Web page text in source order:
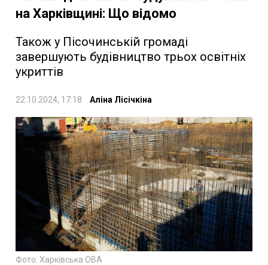
на Харківщині: Що відомо
Також у Пісочинській громаді
завершують будівництво трьох освітніх
укриттів
22.10.2024, 17:18 Аліна Лісічкіна
Фото: Харківська ОВА